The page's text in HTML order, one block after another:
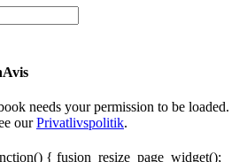
needs your permission to be loaded.
ourPrivatlivspolitik.
{ fusion_resize_page_widget();